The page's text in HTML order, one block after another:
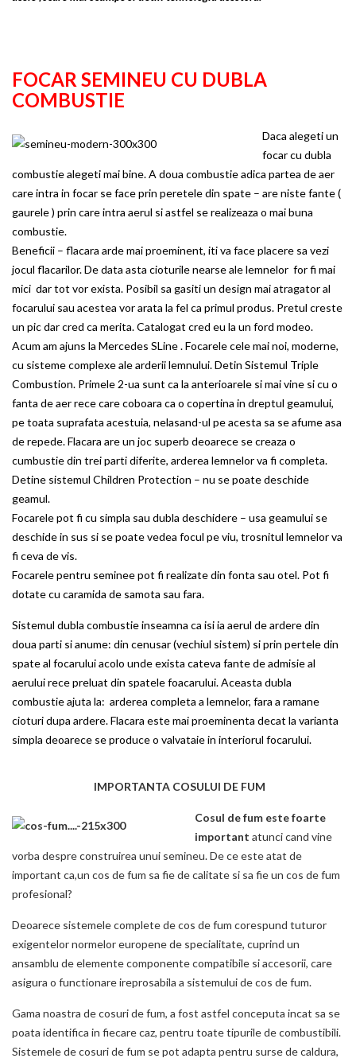
FOCAR SEMINEU CU DUBLA
COMBUSTIE
Daca alegeti un
focar cu dubla
combustie alegeti mai bine. A doua combustie adica partea de aer
care intra in focar se face prin peretele din spate – are niste fante (
gaurele ) prin care intra aerul si astfel se realizeaza o mai buna
combustie.
Beneficii – flacara arde mai proeminent, iti va face placere sa vezi
jocul flacarilor. De data asta cioturile nearse ale lemnelor for fi mai
mici dar tot vor exista. Posibil sa gasiti un design mai atragator al
focarului sau acestea vor arata la fel ca primul produs. Pretul creste
un pic dar cred ca merita. Catalogat cred eu la un ford modeo.
Acum am ajuns la Mercedes SLine . Focarele cele mai noi, moderne,
cu sisteme complexe ale arderii lemnului. Detin Sistemul Triple
Combustion. Primele 2-ua sunt ca la anterioarele si mai vine si cu o
fanta de aer rece care coboara ca o copertina in dreptul geamului,
pe toata suprafata acestuia, nelasand-ul pe acesta sa se afume asa
de repede. Flacara are un joc superb deoarece se creaza o
cumbustie din trei parti diferite, arderea lemnelor va fi completa.
Detine sistemul Children Protection – nu se poate deschide
geamul.
Focarele pot fi cu simpla sau dubla deschidere – usa geamului se
deschide in sus si se poate vedea focul pe viu, trosnitul lemnelor va
fi ceva de vis.
Focarele pentru seminee pot fi realizate din fonta sau otel. Pot fi
dotate cu caramida de samota sau fara.
Sistemul dubla combustie inseamna ca isi ia aerul de ardere din
doua parti si anume: din cenusar (vechiul sistem) si prin pertele din
spate al focarului acolo unde exista cateva fante de admisie al
aerului rece preluat din spatele foacarului. Aceasta dubla
combustie ajuta la: arderea completa a lemnelor, fara a ramane
cioturi dupa ardere. Flacara este mai proeminenta decat la varianta
simpla deoarece se produce o valvataie in interiorul focarului.
IMPORTANTA COSULUI DE FUM
Cosul de fum este foarte
important atunci cand vine
vorba despre construirea unui semineu. De ce este atat de
important ca,un cos de fum sa fie de calitate si sa fie un cos de fum
profesional?
Deoarece sistemele complete de cos de fum corespund tuturor
exigentelor normelor europene de specialitate, cuprind un
ansamblu de elemente componente compatibile si accesorii, care
asigura o functionare ireprosabila a sistemului de cos de fum.
Gama noastra de cosuri de fum, a fost astfel conceputa incat sa se
poata identifica in fiecare caz, pentru toate tipurile de combustibili.
Sistemele de cosuri de fum se pot adapta pentru surse de caldura,